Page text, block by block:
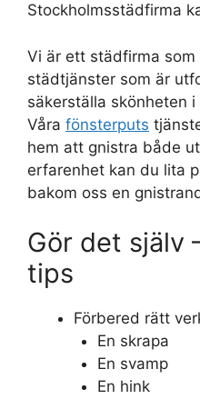
Stockholmsstädfirma
Vi är ett städfirma
städtjänster som är
säkerställa skönheten
Våra fönsterputs
hem att gnistra både
erfarenhet kan du lita
bakom oss en
Gör det själv
tips
Förbered rätt
En skrapa
En svamp
En hink